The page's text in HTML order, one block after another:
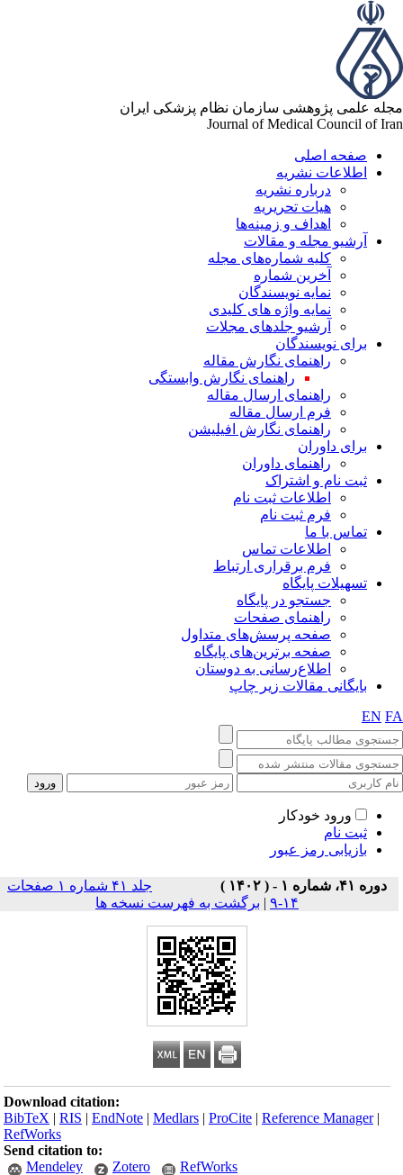
علمی پژوهشی سازمان نظام پزشکی ایران
Journal of Medical Council of
صفحه اصلی
اطلاعات نشریه
درباره نشریه
هیات تحریریه
اهداف و زمینه‌ها
آرشیو مجله و مقالات
کلیه شماره‌های مجله
آخرین شماره
نمایه نویسندگان
نمایه واژه های کلیدی
آرشیو جلدهای مجلات
برای نویسندگان
راهنمای نگارش مقاله
راهنمای نگارش وابستگی
راهنمای ارسال مقاله
فرم ارسال مقاله
راهنمای نگارش افیلیشن
برای داوران
راهنمای داوران
ثبت نام و اشتراک
اطلاعات ثبت نام
فرم ثبت نام
تماس با ما
اطلاعات تماس
فرم برقراری ارتباط
تسهیلات پایگاه
جستجو در پایگاه
راهنمای صفحات
صفحه پرسش‌های متداول
صفحه برترین‌های پایگاه
اطلاع‌رسانی به دوستان
بایگانی مقالات زیر چاپ
EN
ورود خودکار
ثبت نام
بازیابی رمز عبور
دوره ۴۱، شماره ۱ - ( ۱۴۰۲ )
جلد ۴۱ شماره ۱ صفحات
۱۴-۹
| برگشت به فهرست نسخه ها
Download citation:
BibTeX |RIS |EndNote |Medlars |ProCite |Reference Manager
RefWorks
Send citation to:
Mendeley
Zotero RefWorks